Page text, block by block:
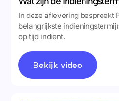
In deze aflevering bespreekt
belangrijkste
op tijd indient.
Bekijk video